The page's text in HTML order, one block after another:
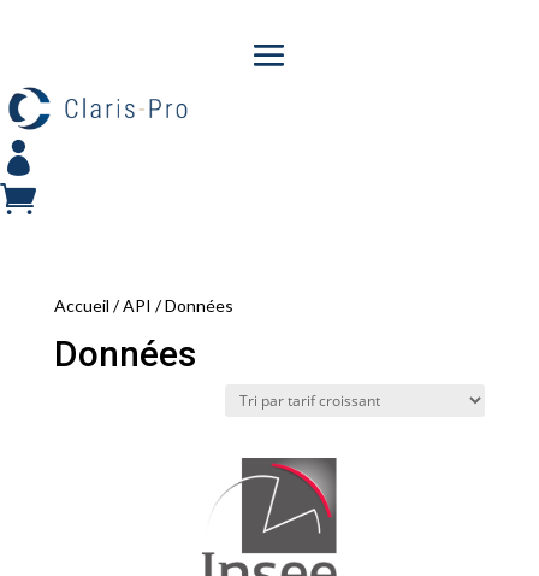


Accueil /API / Données
Données